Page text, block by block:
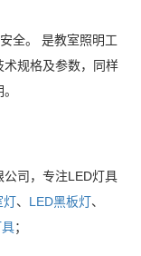
全。 是教室照明工
规格及参数，同样
司，专注LED灯具
灯、 LED黑板灯、
；